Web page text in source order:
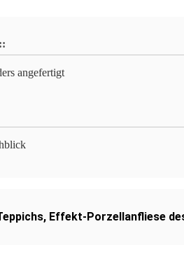
angefertigt
, Effekt-Porzellanfliese